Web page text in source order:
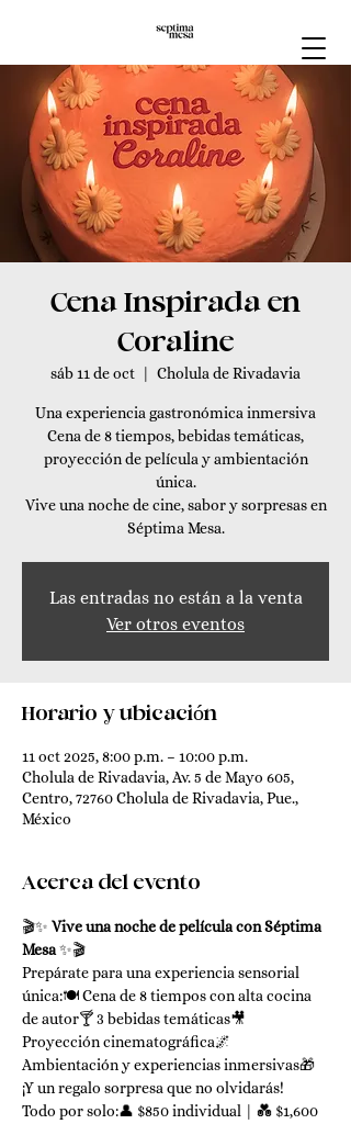
Cena Inspirada en
Coraline
sáb 11 de oct Cholula de Rivadavia
Una experiencia gastronómica inmersiva
Cena de 8 tiempos, bebidas temáticas,
proyección de película y ambientación
única.
Vive una noche de cine, sabor y sorpresas en
Séptima Mesa.
Las entradas no están a la venta
Ver otros eventos
Horario y ubicación
11 oct 2025, 8:00 p.m. – 10:00 p.m.
Cholula de Rivadavia, Av. 5 de Mayo 605,
Centro, 72760 Cholula de Rivadavia, Pue.,
México
Acerca del evento
🎬✨ Vive una noche de película con Séptima
Mesa ✨🎬
Prepárate para una experiencia sensorial
única:🍽️ Cena de 8 tiempos con alta cocina
de autor🍸 3 bebidas temáticas🎥
Proyección cinematográfica🌌
Ambientación y experiencias inmersivas🎁
¡Y un regalo sorpresa que no olvidarás!
Todo por solo:👤 $850 individual | 💑 $1,600